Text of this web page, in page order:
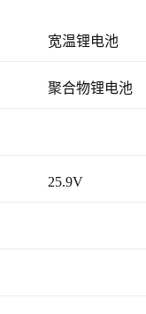
宽温锂电池
聚合物锂电池
25.9V